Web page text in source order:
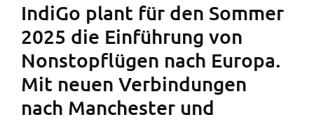
IndiGo plant für den Sommer
2025 die Einführung von
Nonstopflügen nach Europa.
Mit neuen Verbindungen
nach Manchester und